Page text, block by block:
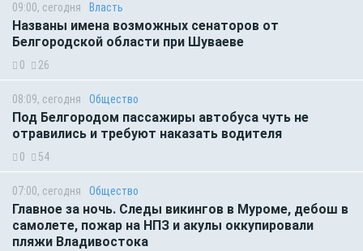
09:00, сегодня Власть
Названы имена возможных сенаторов от
Белгородской области при Шуваеве
0 26
08:09, сегодня Общество
Под Белгородом пассажиры автобуса чуть не
отравились и требуют наказать водителя
0 54
07:00, сегодня Общество
Главное за ночь. Следы викингов в Муроме, дебош в
самолете, пожар на НПЗ и акулы оккупировали
пляжи Владивостока